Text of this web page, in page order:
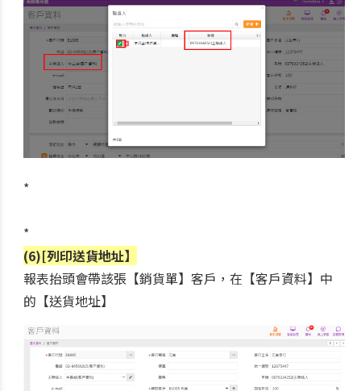
*
*
(6)[列印送貨地址】
報表抬頭會帶該張【銷貨單】客戶，在【客戶資料】中
的【送貨地址】